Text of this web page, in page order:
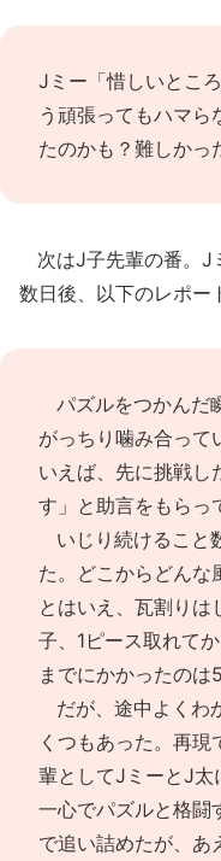
Jミー「惜しいとこ
う頑張ってもハマら
たのかも？難しかっ
次はJ子先輩の番。J
数日後、以下のレポー
パズルをつかんだ
がっちり噛み合って
いえば、先に挑戦し
す」と助言をもらっ
いじり続けること
た。どこからどんな
とはいえ、瓦割りは
子、1ピース取れて
までにかかったのは
だが、途中よくわ
くつもあった。再
輩としてJミーとJ太
一心でパズルと格闘
で追い詰めたが、あ